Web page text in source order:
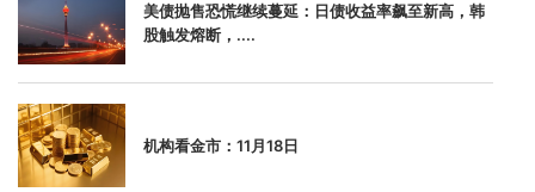
美债抛售恐慌继续蔓延：日债收益率飙至新高，韩
股触发熔断，....
机构看金市：11月18日